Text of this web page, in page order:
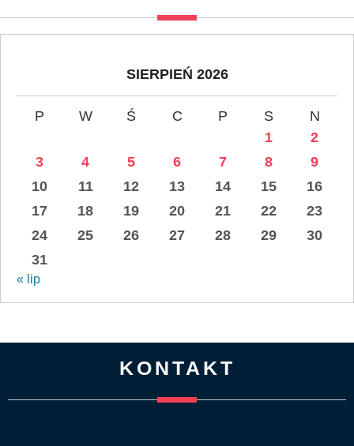
SIERPIEŃ 2026
P W Ś C P S
N
1
2
3
4 5 6 7 8
9
10
11 12 13 14 15
16
17
18 19 20 21 22
23
24
25 26 27 28 29
30
31
« lip
KONTAKT